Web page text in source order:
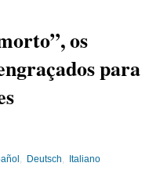
os
para
Deutsch Italiano